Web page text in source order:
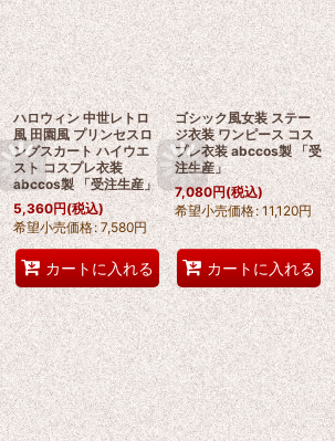
ハロウィン 中世レトロ
風 田園風 プリンセスロ
ングスカート ハイウエ
スト コスプレ衣装
abccos製 「受注生産」
5,360円(税込)
希望小売価格: 7,580円
カートに入れる
ゴシック風女装 ステー
ジ衣装 ワンピース コス
プレ衣装 abccos製 「受
注生産」
7,080円(税込)
希望小売価格: 11,120円
カートに入れる